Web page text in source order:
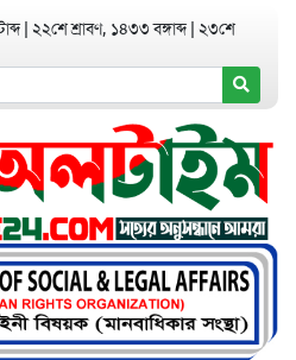
২২শে শ্রাবণ, ১৪৩৩ বঙ্গাব্দ ২৩শে